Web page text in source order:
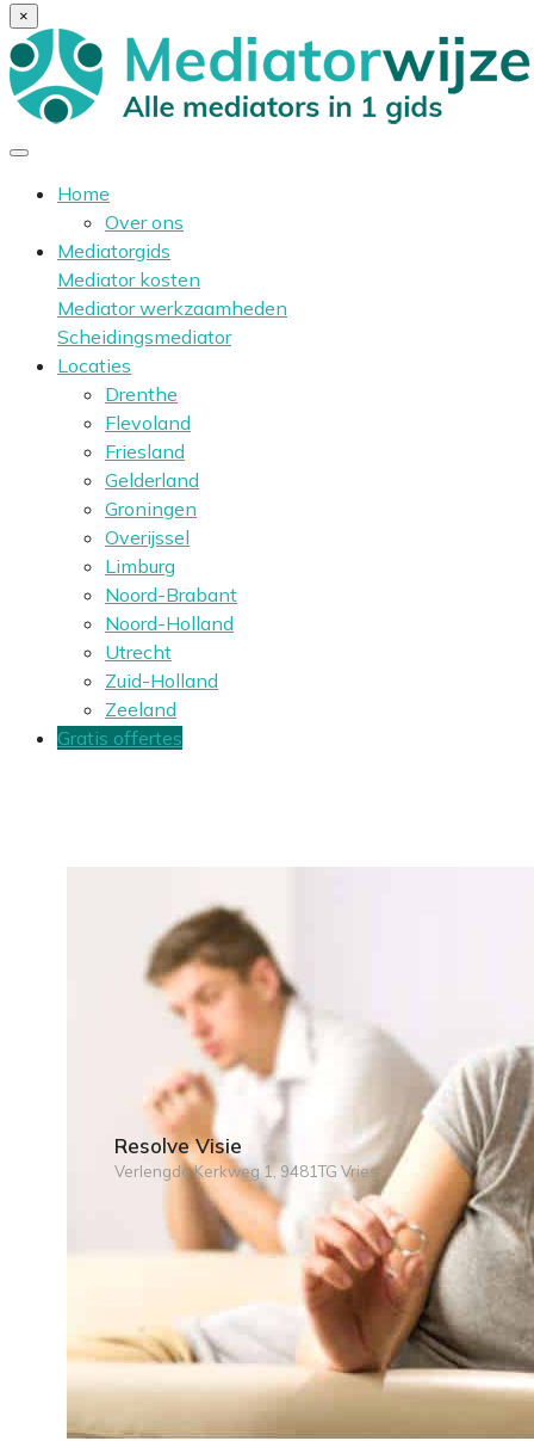
×
Home
Over ons
Mediatorgids
Mediator kosten
Mediator werkzaamheden
Scheidingsmediator
Locaties
Drenthe
Flevoland
Friesland
Gelderland
Groningen
Overijssel
Limburg
Noord-Brabant
Noord-Holland
Utrecht
Zuid-Holland
Zeeland
Gratis offertes
Resolve Visie
Verlengde Kerkweg 1, 9481TG Vries